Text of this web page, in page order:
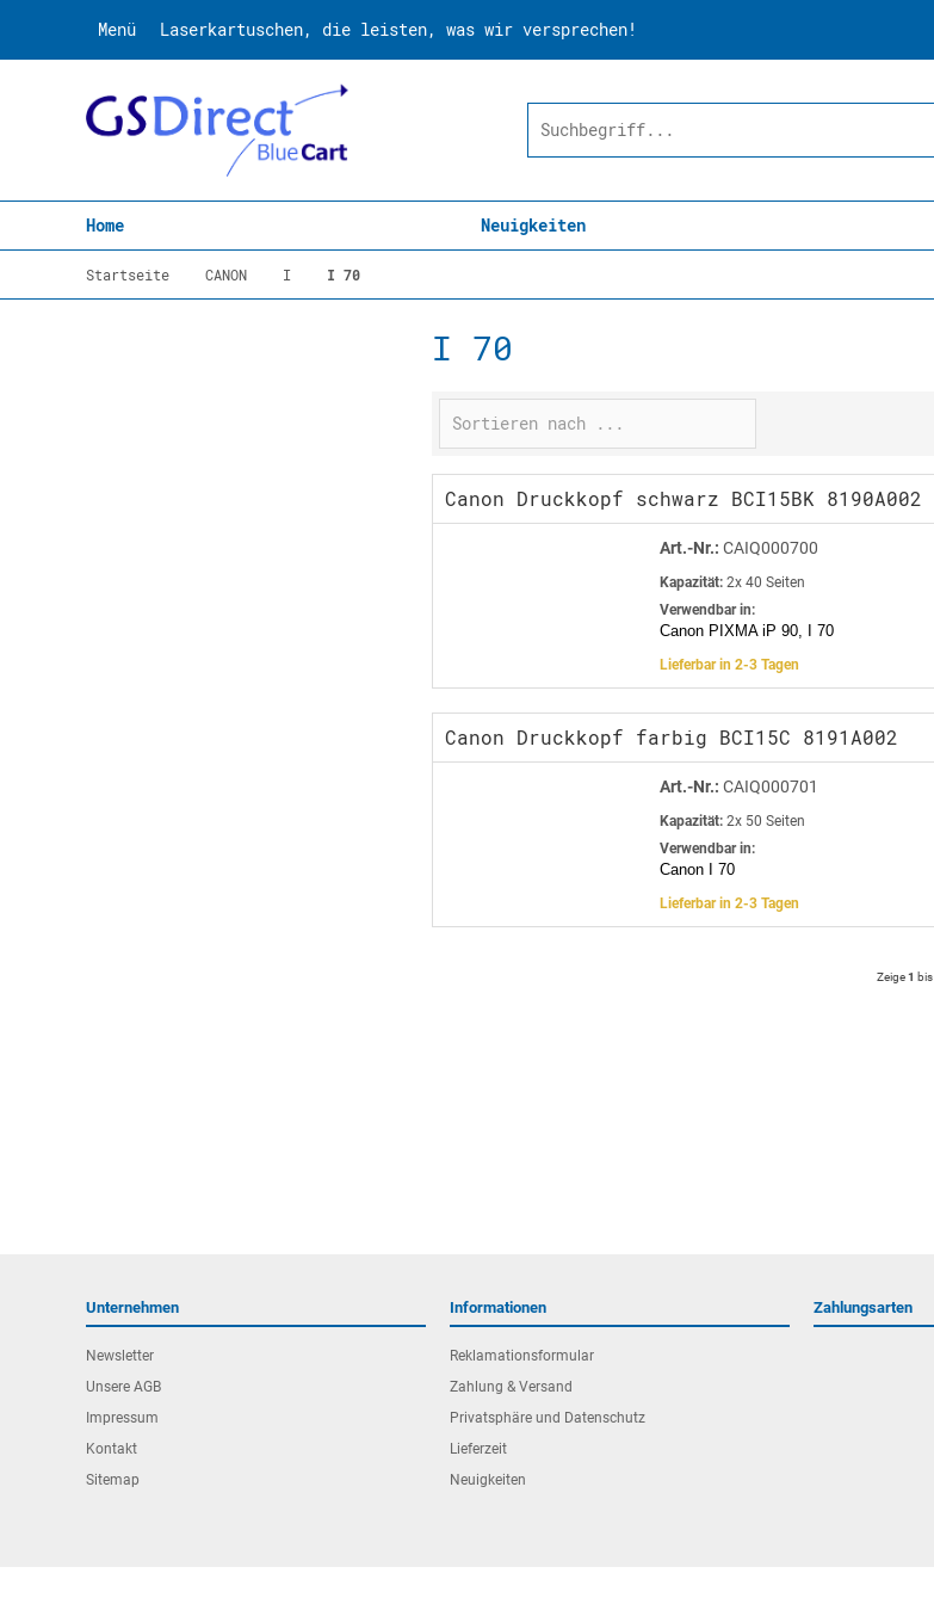
Menü Laserkartuschen, die leisten, was wir versprechen!
Home Neuigkeiten
Startseite CANON I I 70
I 70
Canon Druckkopf schwarz BCI15BK 8190A002
Art.-Nr.: CAIQ000700
Kapazität: 2x 40 Seiten
Verwendbar in:
Canon PIXMA iP 90, I 70
Lieferbar in 2-3 Tagen
Canon Druckkopf farbig BCI15C 8191A002
Art.-Nr.: CAIQ000701
Kapazität: 2x 50 Seiten
Verwendbar in:
Canon I 70
Lieferbar in 2-3 Tagen
Zeige1 bis
Unternehmen
Newsletter
Unsere AGB
Impressum
Kontakt
Sitemap
Informationen
Reklamationsformular
Zahlung & Versand
Privatsphäre und Datenschutz
Lieferzeit
Neuigkeiten
Zahlungsarten